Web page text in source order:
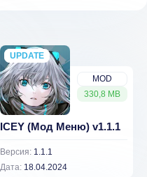
MOD
330,8 MB
UPDATE
NEW
ICEY (Мод Меню) v1.1.1
Версия: 1.1.1
Дата: 18.04.2024